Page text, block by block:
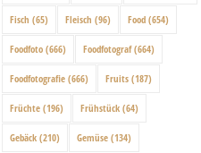
Fisch (65) Fleisch (96) Food (654)
Foodfoto (666) Foodfotograf(664)
Foodfotografie (666) Fruits (187)
Früchte (196) Frühstück (64)
Gebäck (210) Gemüse (134)